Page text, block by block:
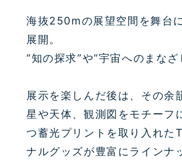
海抜250mの展望空間を舞台
展開。
“知の探求”や“宇宙へのまな
展示を楽しんだ後は、その余
星や天体、観測図をモチーフ
つ蓄光プリントを取り入れた
ナルグッズが豊富にラインナ